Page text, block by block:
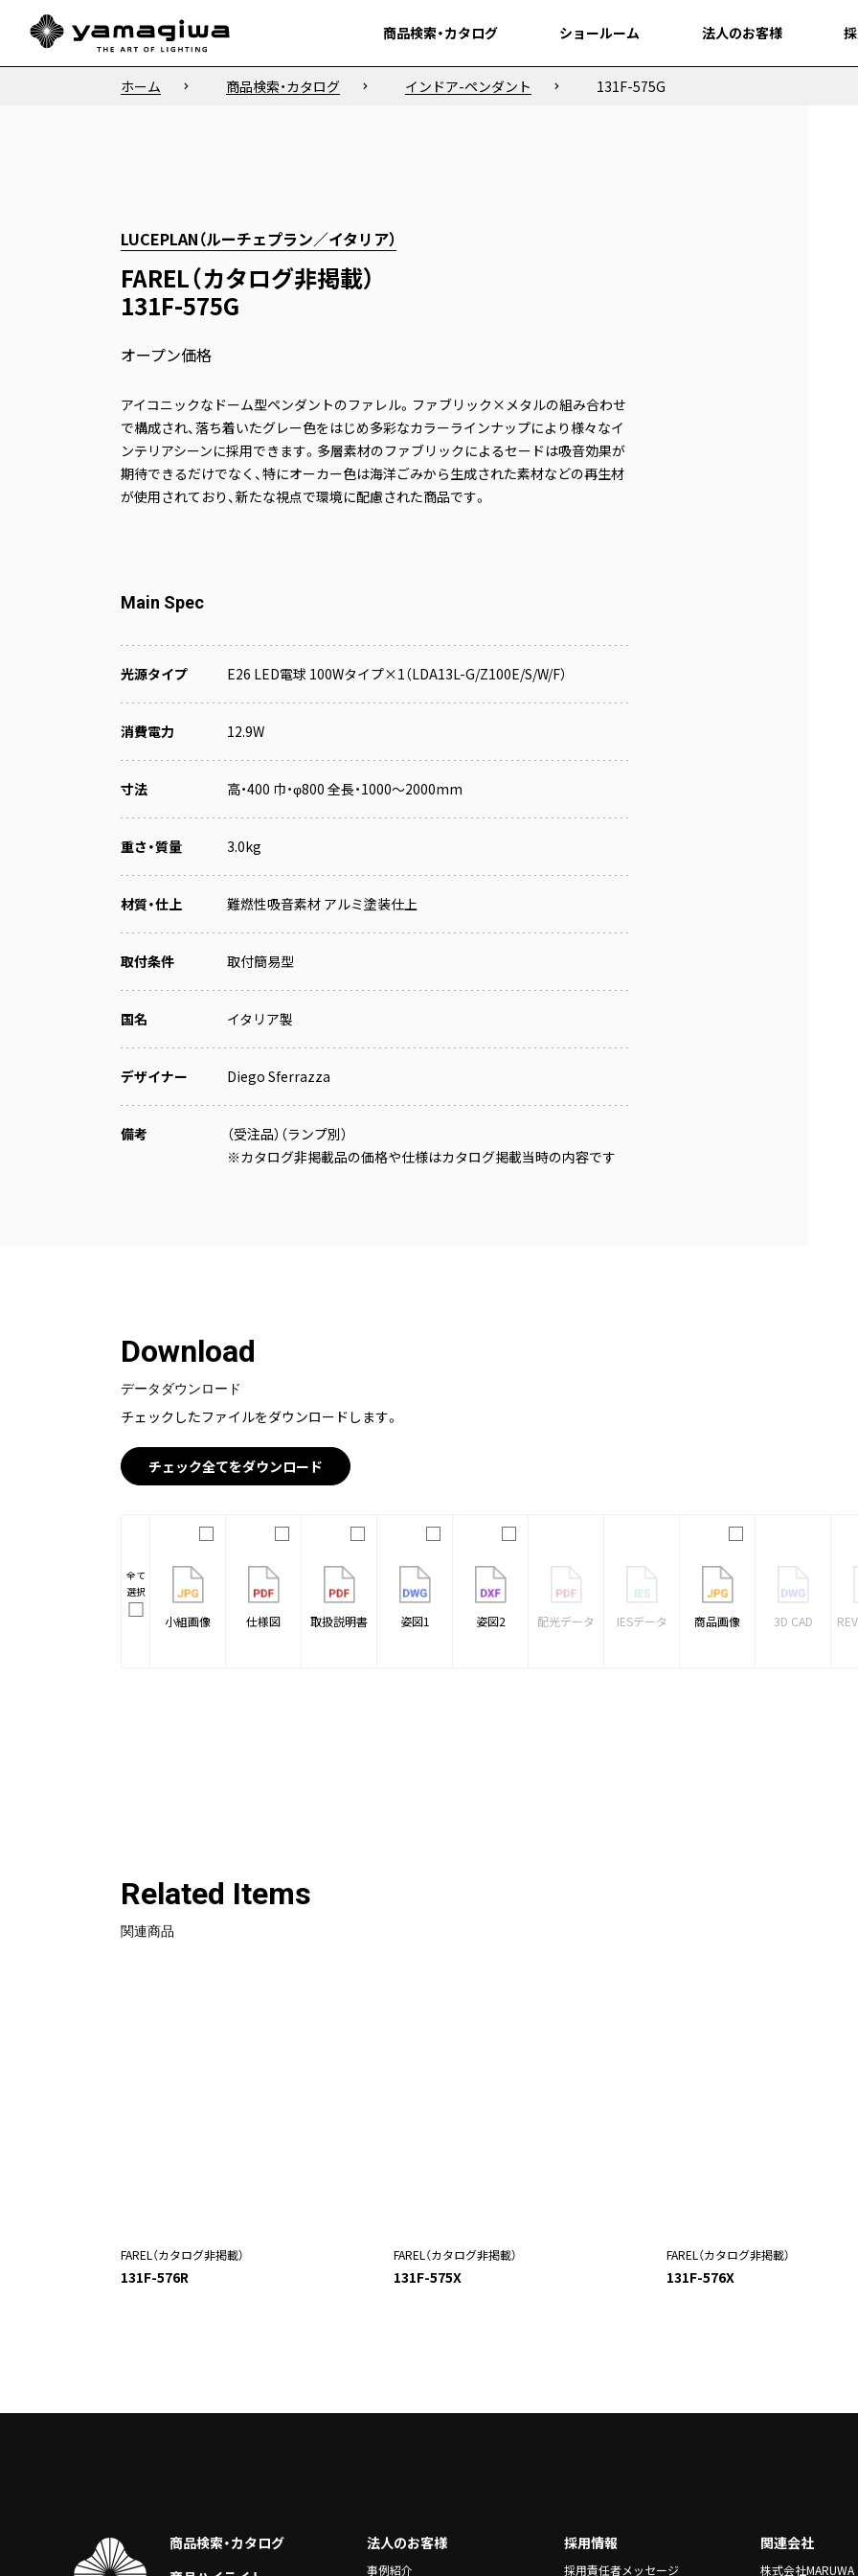
商品検索・カタログ
商品検索・カタログ ショールーム
ショールーム 法人のお客様
法人のお客様
ホーム 商品検索・カタログ インドア-ペンダント 131F-575G
LUCEPLAN（ルーチェプラン／イタリア）
FAREL（カタログ非掲載）
131F-575G
オープン価格
アイコニックなドーム型ペンダントのファレル。ファブリック×メタルの組み合わせ
で構成され、落ち着いたグレー色をはじめ多彩なカラーラインナップにより様々なイ
ンテリアシーンに採用できます。多層素材のファブリックによるセードは吸音効果が
期待できるだけでなく、特にオーカー色は海洋ごみから生成された素材などの再生材
が使用されており、新たな視点で環境に配慮された商品です。
Main Spec
光源タイプ E26 LED電球 100Wタイプ×1（LDA13L-G/Z100E/S/W/F）
消費電力 12.9W
寸法 高・400 巾・φ800 全長・1000～2000mm
重さ・質量 3.0kg
材質・仕上 難燃性吸音素材 アルミ塗装仕上
取付条件 取付簡易型
国名 イタリア製
デザイナー Diego Sferrazza
備考
（受注品）（ランプ別）
※カタログ非掲載品の価格や仕様はカタログ掲載当時の内容です
Download
データダウンロード
チェックしたファイルをダウンロードします。
チェック全てをダウンロード
全て
選択
小組画像 仕様図 取扱説明書 姿図1 姿図2 配光データ IESデータ 商品画像 3D CAD
Related Items
関連商品
FAREL（カタログ非掲載）
131F-576R
FAREL（カタログ非掲載）
131F-575X
FAREL（カタログ非掲載）
131F-576X
商品検索・カタログ
法人のお客様
事例紹介
採用情報
採用責任者メッセージ
関連会社
株式会社MARUWA